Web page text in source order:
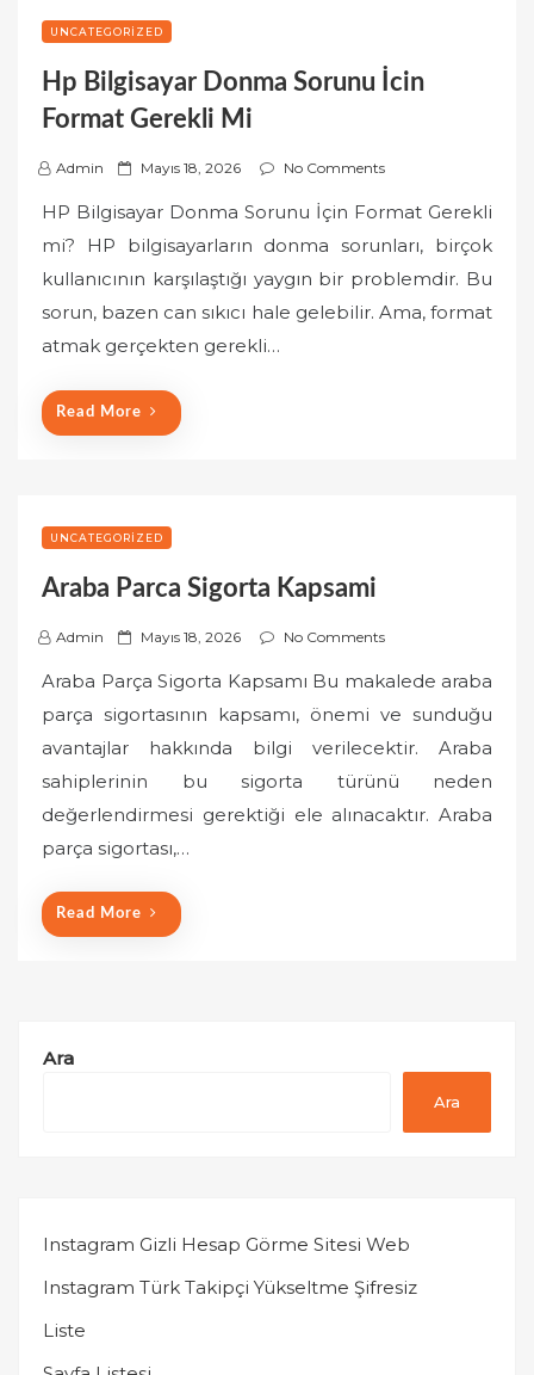
UNCATEGORIZED
Hp Bilgisayar Donma Sorunu İcin
Format Gerekli Mi
Admin
P
s
t
e
d
o
Mayıs 18, 2026 No Comments
HP Bilgisayar Donma Sorunu İçin Format Gerekli
mi? HP bilgisayarların donma sorunları, birçok
kullanıcının karşılaştığı yaygın bir problemdir. Bu
sorun, bazen can sıkıcı hale gelebilir. Ama, format
atmak gerçekten gerekli…
Read More
UNCATEGORIZED
Araba Parca Sigorta Kapsami
Admin
P
s
t
d
o
Mayıs 18, 2026 No Comments
Araba Parça Sigorta Kapsamı Bu makalede araba
parça sigortasının kapsamı, önemi ve sunduğu
avantajlar hakkında bilgi verilecektir. Araba
sahiplerinin bu sigorta türünü neden
değerlendirmesi gerektiği ele alınacaktır. Araba
parça sigortası,…
Read More
Ara
Ara
Instagram Gizli Hesap Görme Sitesi Web
Instagram Türk Takipçi Yükseltme Şifresiz
Liste